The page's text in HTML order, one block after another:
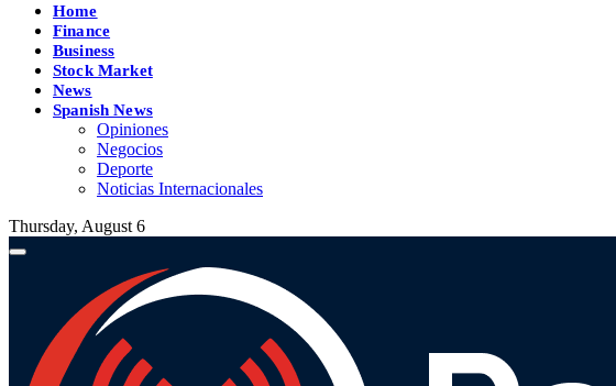
Home
Finance
Business
Stock Market
News
Spanish News
Opiniones
Negocios
Deporte
Noticias Internacionales
Thursday, August 6